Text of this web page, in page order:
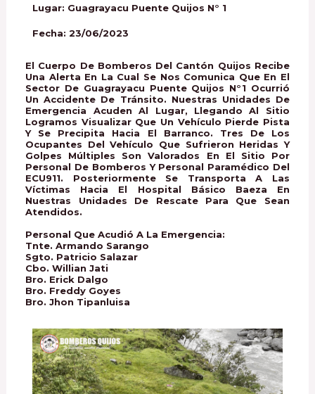
Lugar: Guagrayacu Puente Quijos N° 1
Fecha: 23/06/2023
El Cuerpo De Bomberos Del Cantón Quijos Recibe
Una Alerta En La Cual Se Nos Comunica Que En El
Sector De Guagrayacu Puente Quijos N°1 Ocurrió
Un Accidente De Tránsito. Nuestras Unidades De
Emergencia Acuden Al Lugar, Llegando Al Sitio
Logramos Visualizar Que Un Vehículo Pierde Pista
Y Se Precipita Hacia El Barranco. Tres De Los
Ocupantes Del Vehículo Que Sufrieron Heridas Y
Golpes Múltiples Son Valorados En El Sitio Por
Personal De Bomberos Y Personal Paramédico Del
ECU911. Posteriormente Se Transporta A Las
Víctimas Hacia El Hospital Básico Baeza En
Nuestras Unidades De Rescate Para Que Sean
Atendidos.
Personal Que Acudió A La Emergencia:
Tnte. Armando Sarango
Sgto. Patricio Salazar
Cbo. Willian Jati
Bro. Erick Dalgo
Bro. Freddy Goyes
Bro. Jhon Tipanluisa